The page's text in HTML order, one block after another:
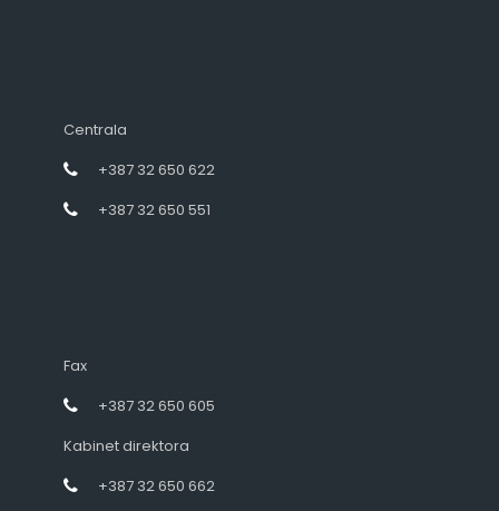
Centrala
+387 32 650 622
+387 32 650 551
Fax
+387 32 650 605
Kabinet direktora
+387 32 650 662